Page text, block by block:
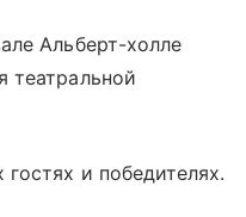
Альберт-холле
театральной
и победителях.